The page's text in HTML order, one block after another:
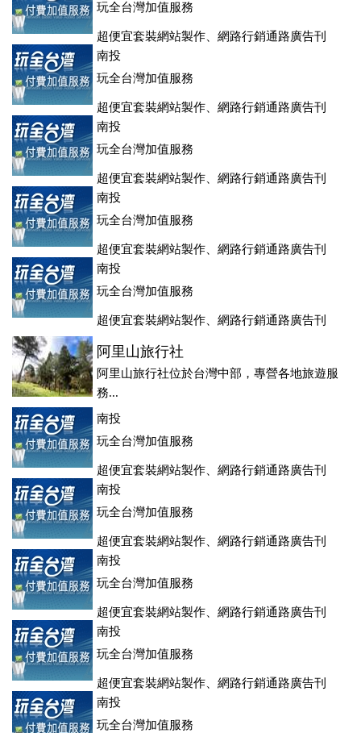
玩全台灣加值服務
超便宜套裝網站製作、網路行銷通路廣告刊
登、訂房系統、客房委託旅行社銷售，全面優惠中....
南投
玩全台灣加值服務
超便宜套裝網站製作、網路行銷通路廣告刊
登、訂房系統、客房委託旅行社銷售，全面優惠中....
南投
玩全台灣加值服務
超便宜套裝網站製作、網路行銷通路廣告刊
登、訂房系統、客房委託旅行社銷售，全面優惠中....
南投
玩全台灣加值服務
超便宜套裝網站製作、網路行銷通路廣告刊
登、訂房系統、客房委託旅行社銷售，全面優惠中....
南投
玩全台灣加值服務
超便宜套裝網站製作、網路行銷通路廣告刊
登、訂房系統、客房委託旅行社銷售，全面優惠中....
阿里山旅行社
阿里山旅行社位於台灣中部，專營各地旅遊服
務...
南投
玩全台灣加值服務
超便宜套裝網站製作、網路行銷通路廣告刊
登、訂房系統、客房委託旅行社銷售，全面優惠中....
南投
玩全台灣加值服務
超便宜套裝網站製作、網路行銷通路廣告刊
登、訂房系統、客房委託旅行社銷售，全面優惠中....
南投
玩全台灣加值服務
超便宜套裝網站製作、網路行銷通路廣告刊
登、訂房系統、客房委託旅行社銷售，全面優惠中....
南投
玩全台灣加值服務
超便宜套裝網站製作、網路行銷通路廣告刊
登、訂房系統、客房委託旅行社銷售，全面優惠中....
南投
玩全台灣加值服務